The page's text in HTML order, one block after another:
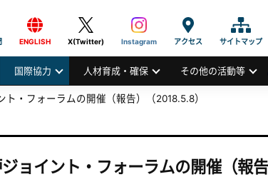
INC.
ENGLISH X(Twitter) Instagram アクセス サイトマップ
国際協力 人材育成・確保 その他の活動等
・フォーラムの開催（報告）（2018.5.8）
ョイント・フォーラムの開催（報